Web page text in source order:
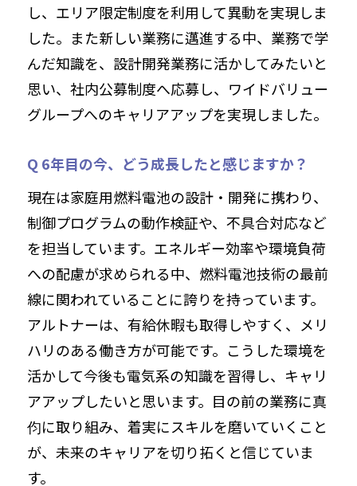
し、エリア限定制度を利用して異動を実現しま
した。また新しい業務に邁進する中、業務で学
んだ知識を、設計開発業務に活かしてみたいと
思い、社内公募制度へ応募し、ワイドバリュー
グループへのキャリアアップを実現しました。
Q 6年目の今、どう成長したと感じますか？
現在は家庭用燃料電池の設計・開発に携わり、
制御プログラムの動作検証や、不具合対応など
を担当しています。エネルギー効率や環境負荷
への配慮が求められる中、燃料電池技術の最前
線に関われていることに誇りを持っています。
アルトナーは、有給休暇も取得しやすく、メリ
ハリのある働き方が可能です。こうした環境を
活かして今後も電気系の知識を習得し、キャリ
アアップしたいと思います。目の前の業務に真
伨に取り組み、着実にスキルを磨いていくこと
が、未来のキャリアを切り拓くと信じていま
す。